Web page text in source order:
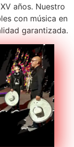
años. Nuestro
con música en
garantizada.